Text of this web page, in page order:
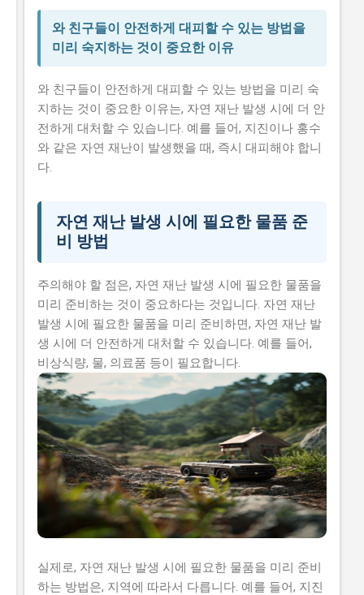
와 친구들이 안전하게 대피할 수 있는 방법을
미리 숙지하는 것이 중요한 이유
와 친구들이 안전하게 대피할 수 있는 방법을 미리 숙
지하는 것이 중요한 이유는, 자연 재난 발생 시에 더 안
전하게 대처할 수 있습니다. 예를 들어, 지진이나 홍수
와 같은 자연 재난이 발생했을 때, 즉시 대피해야 합니
다.
자연 재난 발생 시에 필요한 물품 준
비 방법
주의해야 할 점은, 자연 재난 발생 시에 필요한 물품을
미리 준비하는 것이 중요하다는 것입니다. 자연 재난
발생 시에 필요한 물품을 미리 준비하면, 자연 재난 발
생 시에 더 안전하게 대처할 수 있습니다. 예를 들어,
비상식량, 물, 의료품 등이 필요합니다.
실제로, 자연 재난 발생 시에 필요한 물품을 미리 준비
하는 방법은, 지역에 따라서 다릅니다. 예를 들어, 지진